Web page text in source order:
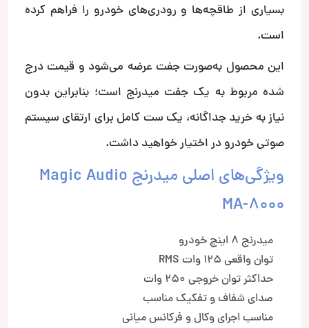
بسیاری از طاقچه‌ها و رودری‌های خودرو را فراهم کرده
است.
این محصول به‌صورت جفت عرضه می‌شود و قیمت درج
شده مربوط به یک جفت میدرنج است؛ بنابراین بدون
نیاز به خرید جداگانه، یک ست کامل برای ارتقای سیستم
صوتی خودرو در اختیار خواهید داشت.
ویژگی‌های اصلی میدرنج Magic Audio
MA-8000
میدرنج ۸ اینچ خودرو
توان واقعی ۱۲۵ وات RMS
حداکثر توان خروجی ۲۵۰ وات
صدای شفاف و تفکیک مناسب
مناسب اجرای وکال و فرکانس میانی